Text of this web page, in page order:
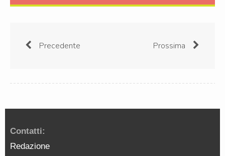
Precedente Prossima
Contatti:
Redazione